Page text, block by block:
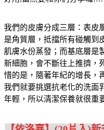
我們的皮膚分成三層：表皮
是角質層，抵擋所有碰觸到
肌膚水份蒸發；而基底層是
新細胞，會不斷往上推擠，
惜的是，隨著年紀的增長，
我們就要挑選抗老化的洗面
年輕，所以清潔保養就很重